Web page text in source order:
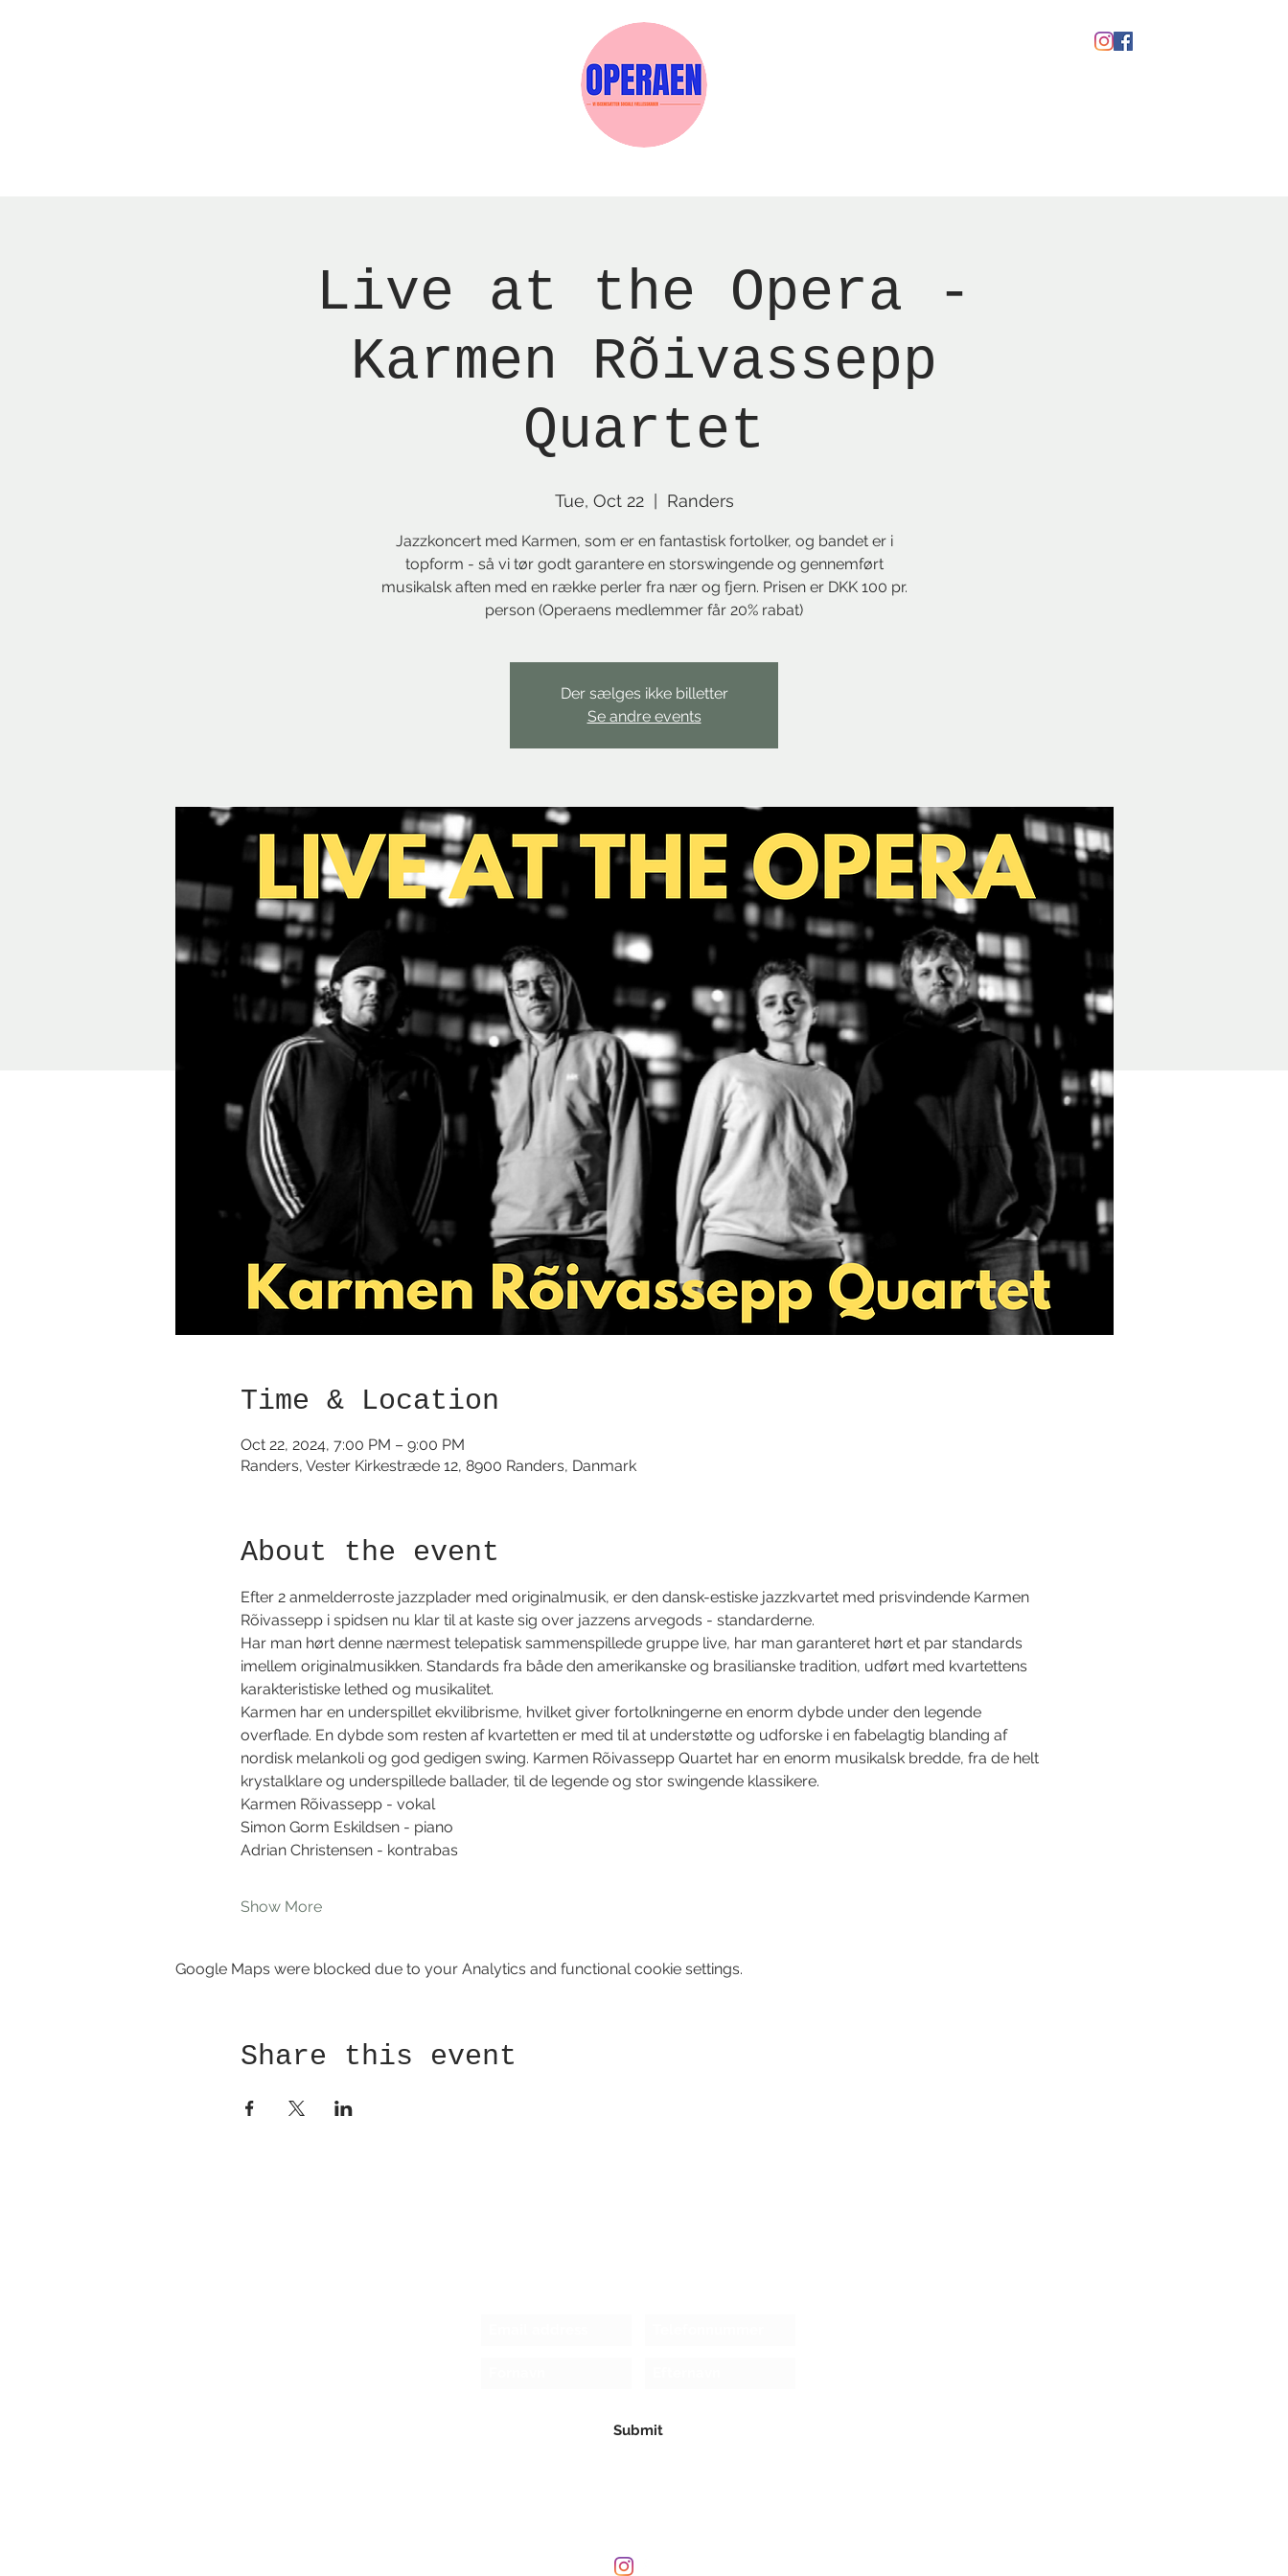
Live at the Opera -
Karmen Rõivassepp
Quartet
Tue, Oct 22
  |
Randers
Jazzkoncert med Karmen, som er en fantastisk fortolker, og bandet er i
topform - så vi tør godt garantere en storswingende og gennemført
musikalsk aften med en række perler fra nær og fjern. Prisen er DKK 100 pr.
person (Operaens medlemmer får 20% rabat)
Der sælges ikke billetter
Se andre events
Time & Location
Oct 22, 2024, 7:00 PM – 9:00 PM
Randers, Vester Kirkestræde 12, 8900 Randers, Danmark
About the event
Efter 2 anmelderroste jazzplader med originalmusik, er den dansk-estiske jazzkvartet med prisvindende Karmen
Rõivassepp i spidsen nu klar til at kaste sig over jazzens arvegods - standarderne.
Har man hørt denne nærmest telepatisk sammenspillede gruppe live, har man garanteret hørt et par standards
imellem originalmusikken. Standards fra både den amerikanske og brasilianske tradition, udført med kvartettens
karakteristiske lethed og musikalitet.
Karmen har en underspillet ekvilibrisme, hvilket giver fortolkningerne en enorm dybde under den legende
overflade. En dybde som resten af kvartetten er med til at understøtte og udforske i en fabelagtig blanding af
nordisk melankoli og god gedigen swing. Karmen Rõivassepp Quartet har en enorm musikalsk bredde, fra de helt
krystalklare og underspillede ballader, til de legende og stor swingende klassikere.
Karmen Rõivassepp - vokal
Simon Gorm Eskildsen - piano
Adrian Christensen - kontrabas
Show More
Google Maps were blocked due to your Analytics and functional cookie settings.
Share this event
Submit